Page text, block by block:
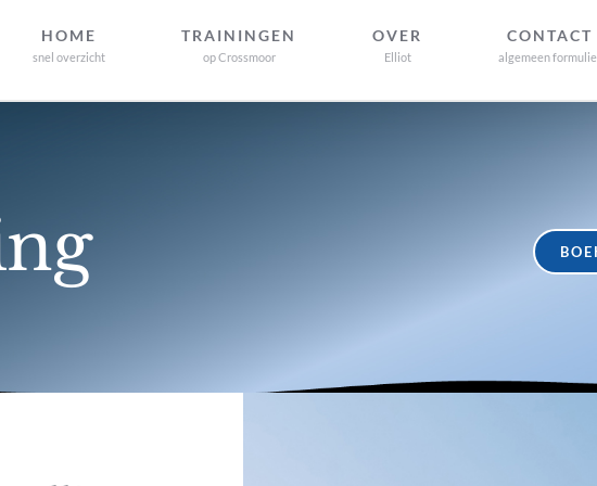
HOME
snel overzicht
TRAININGEN
op Crossmoor
OVER
Elliot
CONTACT
algemeen